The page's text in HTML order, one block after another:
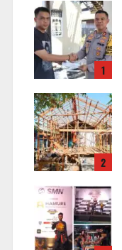
1
2